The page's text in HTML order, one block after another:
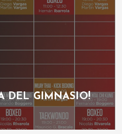
DEL GIMNASIO!